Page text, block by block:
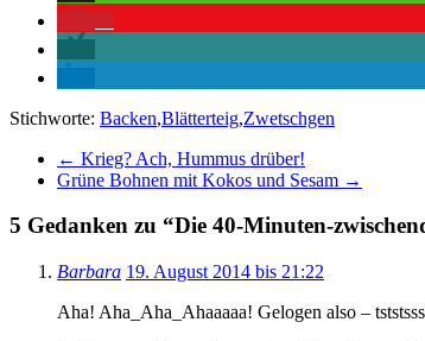
Stichworte: Backen,Blätterteig,Zwetschgen
← Krieg? Ach, Hummus drüber!
Grüne Bohnen mit Kokos und Sesam →
5 Gedanken zu “Die 40-Minuten-
Barbara 19. August 2014 bis 21:22
Aha! Aha_Aha_Ahaaaaa! Gelogen also –